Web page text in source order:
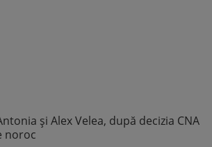
și Alex Velea, după decizia CNA
noroc